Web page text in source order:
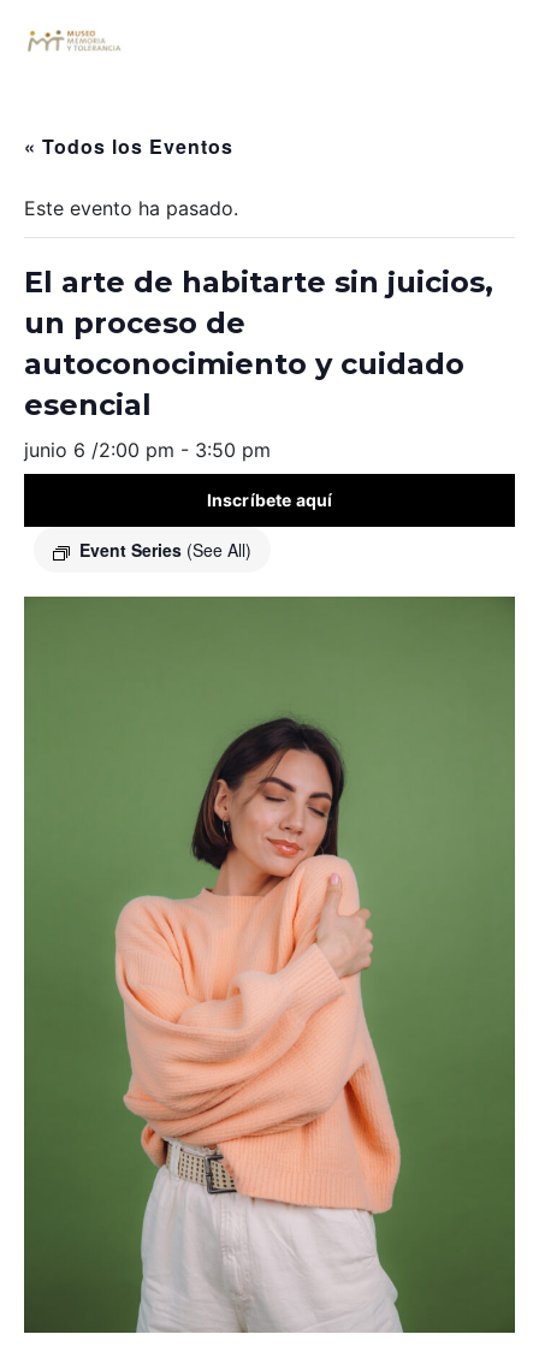
« Todos los Eventos
Este evento ha pasado.
El arte de habitarte sin juicios,
un proceso de
autoconocimiento y cuidado
esencial
junio 6 /2:00 pm - 3:50 pm
Event Series (See All)
Inscríbete aquí